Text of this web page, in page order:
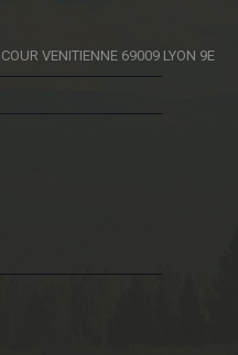
VENITIENNE 69009 LYON 9E